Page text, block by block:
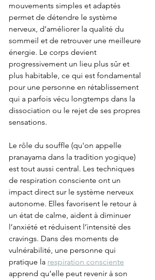
mouvements simples et adaptés
permet de détendre le système
nerveux, d’améliorer la qualité du
sommeil et de retrouver une meilleure
énergie. Le corps devient
progressivement un lieu plus sûr et
plus habitable, ce qui est fondamental
pour une personne en rétablissement
qui a parfois vécu longtemps dans la
dissociation ou le rejet de ses propres
sensations.
Le rôle du souffle (qu'on appelle
pranayama dans la tradition yogique)
est tout aussi central. Les techniques
de respiration consciente ont un
impact direct sur le système nerveux
autonome. Elles favorisent le retour à
un état de calme, aident à diminuer
l’anxiété et réduisent l’intensité des
cravings. Dans des moments de
vulnérabilité, une personne qui
pratique la respiration consciente
apprend qu’elle peut revenir à son